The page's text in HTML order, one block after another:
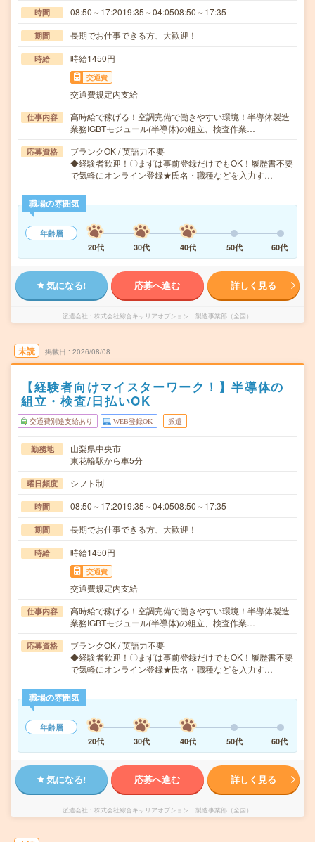
時間 08:50～17:2019:35～04:0508:50～17:35
期間 長期でお仕事できる方、大歓迎！
時給 時給1450円
交通費
交通費規定内支給
仕事内容
高時給で稼げる！空調完備で働きやすい環境！半導体製造
業務IGBTモジュール(半導体)の組立、検査作業…
応募資格
ブランクOK / 英語力不要
◆経験者歓迎！〇まずは事前登録だけでもOK！履歴書不要
で気軽にオンライン登録★氏名・職種などを入力す…
職場の雰囲気
年齢層
20代
30代 40代 50代 60代
気になる! 応募へ進む 詳しく見る
派遣会社 株式会社綜合キャリアオプション 製造事業部（全国）
未読 掲載日 2026/08/08
【経験者向けマイスターワーク！】半導体の
組立・検査/日払いOK
交通費別途支給あり WEB登録OK 派遣
勤務地
山梨県中央市
東花輪駅から車5分
曜日頻度 シフト制
時間 08:50～17:2019:35～04:0508:50～17:35
期間 長期でお仕事できる方、大歓迎！
時給 時給1450円
交通費
交通費規定内支給
仕事内容
高時給で稼げる！空調完備で働きやすい環境！半導体製造
業務IGBTモジュール(半導体)の組立、検査作業…
応募資格
ブランクOK / 英語力不要
◆経験者歓迎！〇まずは事前登録だけでもOK！履歴書不要
で気軽にオンライン登録★氏名・職種などを入力す…
職場の雰囲気
年齢層
20代
30代 40代 50代 60代
気になる! 応募へ進む 詳しく見る
派遣会社 株式会社綜合キャリアオプション 製造事業部（全国）